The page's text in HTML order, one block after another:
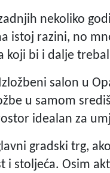
nekoliko
istoj razini, no
koji bi i dalje
salon u
u samom
idealan za
gradski trg,
stoljeća. Osim